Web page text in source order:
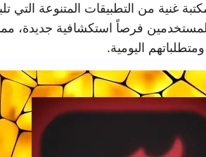
المتنوعة التي تلبي مختلف
جديدة، مما يمكنهم من